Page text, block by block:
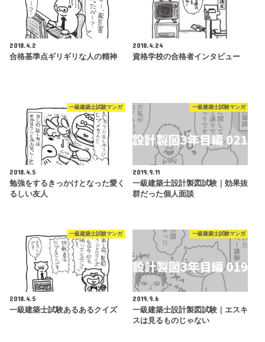
2018.4.2
合格基準点ギリギリな人の精神
2018.4.24
資格学校の合格者インタビュー
一級建築士試験マンガ
2018.4.5
勉強をするきっかけとなった愛く
るしい友人
一級建築士試験マンガ
2019.9.11
一級建築士設計製図試験｜効果抜
群だった個人面談
一級建築士試験マンガ
2018.4.5
一級建築士試験あるあるクイズ
一級建築士試験マンガ
2019.9.6
一級建築士設計製図試験｜エスキ
スは見るものじゃない